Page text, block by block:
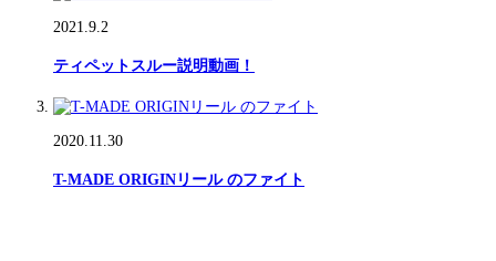
2021.9.2
ティペットスルー説明動画！
2020.11.30
T-MADE ORIGINリール のファイト